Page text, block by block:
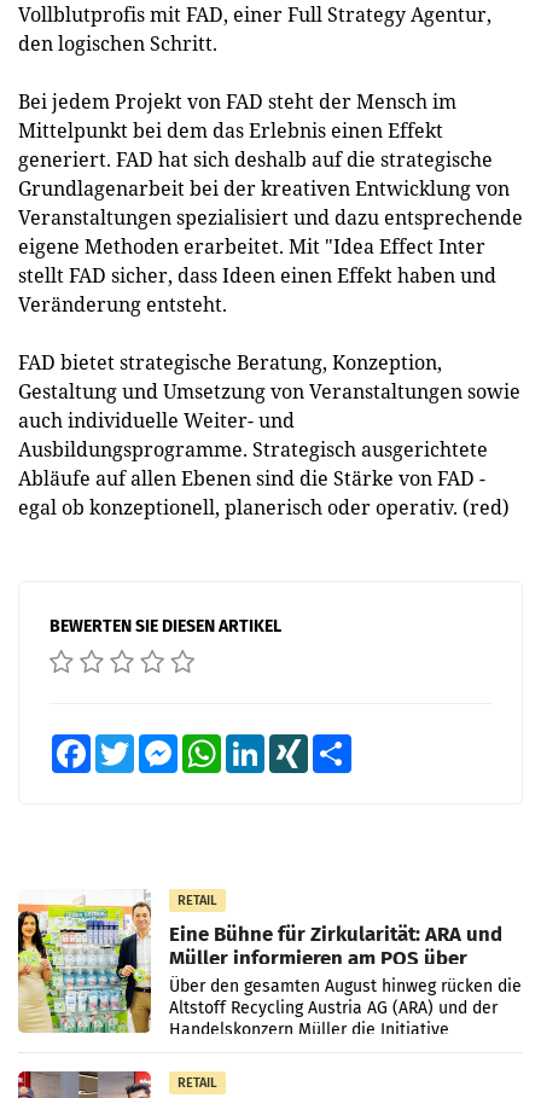
Vollblutprofis mit FAD, einer Full Strategy Agentur,
den logischen Schritt.
Bei jedem Projekt von FAD steht der Mensch im
Mittelpunkt bei dem das Erlebnis einen Effekt
generiert. FAD hat sich deshalb auf die strategische
Grundlagenarbeit bei der kreativen Entwicklung von
Veranstaltungen spezialisiert und dazu entsprechende
eigene Methoden erarbeitet. Mit "Idea Effect Inter
stellt FAD sicher, dass Ideen einen Effekt haben und
Veränderung entsteht.
FAD bietet strategische Beratung, Konzeption,
Gestaltung und Umsetzung von Veranstaltungen sowie
auch individuelle Weiter- und
Ausbildungsprogramme. Strategisch ausgerichtete
Abläufe auf allen Ebenen sind die Stärke von FAD -
egal ob konzeptionell, planerisch oder operativ. (red)
BEWERTEN SIE DIESEN ARTIKEL
FacebookTwitter MessengerWhatsAppLinkedInXING
RETAIL
Eine Bühne für Zirkularität: ARA und
Müller informieren am POS über
Kreislauffähigkeit
Über den gesamten August hinweg rücken die
Altstoff Recycling Austria AG (ARA) und der
Handelskonzern Müller die Initiative
„Kreislauf-Helden“ in allen österreichischen
Müller-Filialen
RETAIL